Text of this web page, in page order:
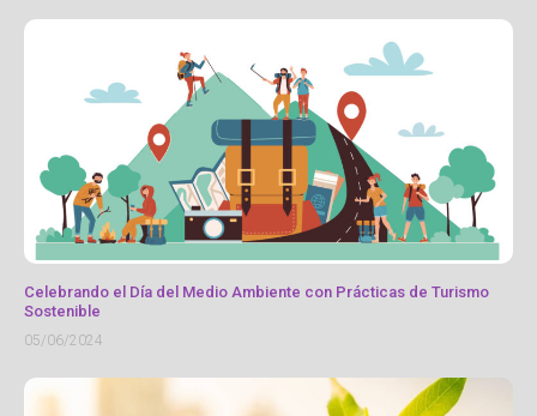
Celebrando el Día del Medio Ambiente con Prácticas de Turismo
Sostenible
05/06/2024